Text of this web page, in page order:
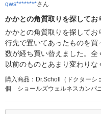
qws********さん
かかとの角質取りを探して
かかとの角質取りを探して
行先で置いてあったものを
数が経ち買い替えました。全
以前のものとあまり変わりな
購入商品：Dr.Scholl（ドクター
個 ショールズウェルネスカンパ